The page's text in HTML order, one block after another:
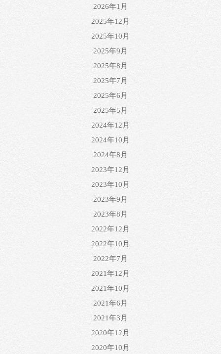
2026年1月
2025年12月
2025年10月
2025年9月
2025年8月
2025年7月
2025年6月
2025年5月
2024年12月
2024年10月
2024年8月
2023年12月
2023年10月
2023年9月
2023年8月
2022年12月
2022年10月
2022年7月
2021年12月
2021年10月
2021年6月
2021年3月
2020年12月
2020年10月